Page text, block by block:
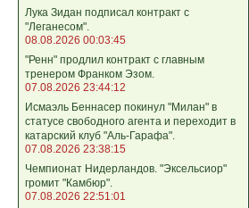
Лука Зидан подписал контракт с
"Леганесом".
08.08.2026 00:03:45
"Ренн" продлил контракт с главным
тренером Франком Эзом.
07.08.2026 23:44:12
Исмаэль Беннасер покинул "Милан" в
статусе свободного агента и переходит в
катарский клуб "Аль-Гарафа".
07.08.2026 23:38:15
Чемпионат Нидерландов. "Эксельсиор"
громит "Камбюр".
07.08.2026 22:51:01